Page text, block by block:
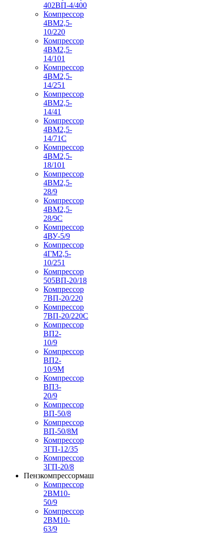
402ВП-4/400
Компрессор
4ВМ2,5-
10/220
Компрессор
4ВМ2,5-
14/101
Компрессор
4ВМ2,5-
14/251
Компрессор
4ВМ2,5-
14/41
Компрессор
4ВМ2,5-
14/71C
Компрессор
4ВМ2,5-
18/101
Компрессор
4ВМ2,5-
28/9
Компрессор
4ВМ2,5-
28/9С
Компрессор
4ВУ-5/9
Компрессор
4ГМ2,5-
10/251
Компрессор
505ВП-20/18
Компрессор
7ВП-20/220
Компрессор
7ВП-20/220С
Компрессор
ВП2-
10/9
Компрессор
ВП2-
10/9М
Компрессор
ВП3-
20/9
Компрессор
ВП-50/8
Компрессор
ВП-50/8М
Компрессор
3ГП-12/35
Компрессор
3ГП-20/8
Пензкомпрессормаш
Компрессор
2ВМ10-
50/9
Компрессор
2ВМ10-
63/9